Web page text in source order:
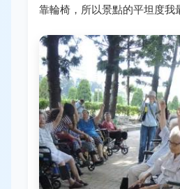
靠輪椅，所以景點的平坦度我